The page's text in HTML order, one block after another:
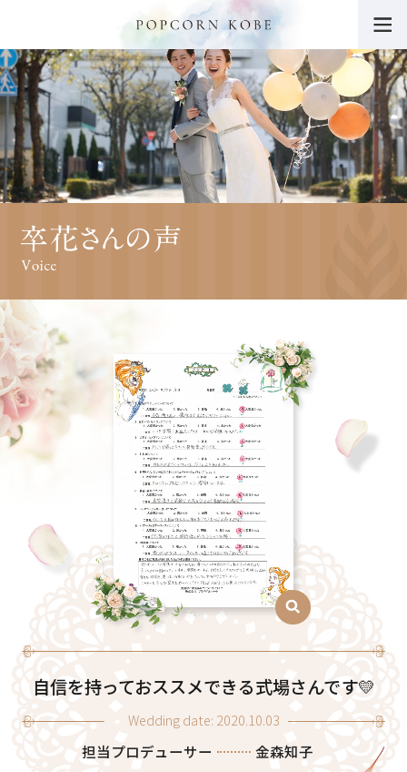
トップ
POPCORN KOBEの魅力
挙式・パーティー会場
ウエディングフェア
料金・プラン
挙式レポート・動画
施設紹介
料理・ケーキ
卒花さんの声
ニュース一覧
よくあるご質問
チャリティー活動につ
いて
サイトマップ
自信を持っておススメできる式場さんです💛
Wedding date: 2020.10.03
担当プロデューサー 金森知子